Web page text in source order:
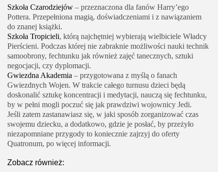
Szkoła Czarodziejów – przeznaczona dla fanów Harry’ego
Pottera. Przepełniona magią, doświadczeniami i z nawiązaniem
do znanej książki.
Szkoła Tropicieli, którą najchętniej wybierają wielbiciele Władcy
Pierścieni. Podczas której nie zabraknie możliwości nauki technik
samoobrony, fechtunku jak również zajęć tanecznych, sztuki
negocjacji, czy dyplomacji.
Gwiezdna Akademia – przygotowana z myślą o fanach
Gwiezdnych Wojen. W trakcie całego turnusu dzieci będą
doskonalić sztukę koncentracji i medytacji, nauczą się fechtunku,
by w pełni mogli poczuć się jak prawdziwi wojownicy Jedi.
Jeśli zatem zastanawiasz się, w jaki sposób zorganizować czas
swojemu dziecku, a dodatkowo, gdzie je posłać, by przeżyło
niezapomniane przygody to koniecznie zajrzyj do oferty
Quatronum, po więcej informacji.
Zobacz również: